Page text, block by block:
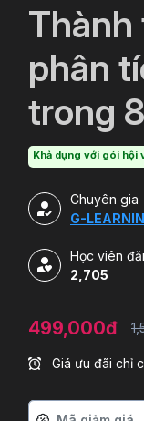
Thành
phân
trong
Khả dụng với gói hội
Chuyên gia
G-
Học viên
2,705
499,000đ
Giá ưu đãi chỉ